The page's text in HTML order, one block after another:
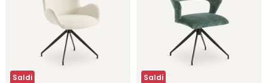
Saldi Saldi